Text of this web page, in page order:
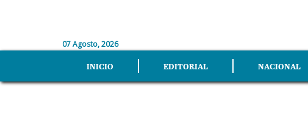
07 Agosto, 2026
INICIO EDITORIAL NACIONAL